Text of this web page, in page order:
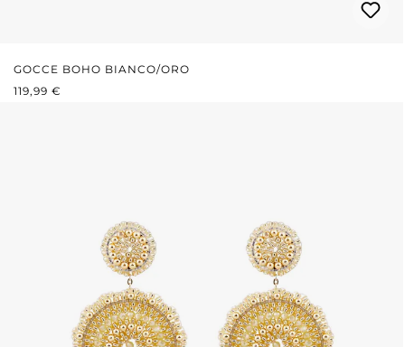
GOCCE BOHO BIANCO/ORO
PREZZO NORMALE:
119,99 €